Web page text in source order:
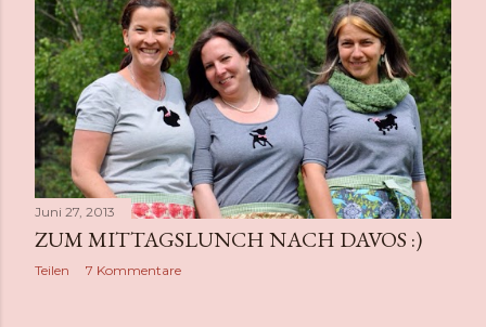
Juni 27, 2013
ZUM MITTAGSLUNCH NACH DAVOS :)
Teilen 7 Kommentare